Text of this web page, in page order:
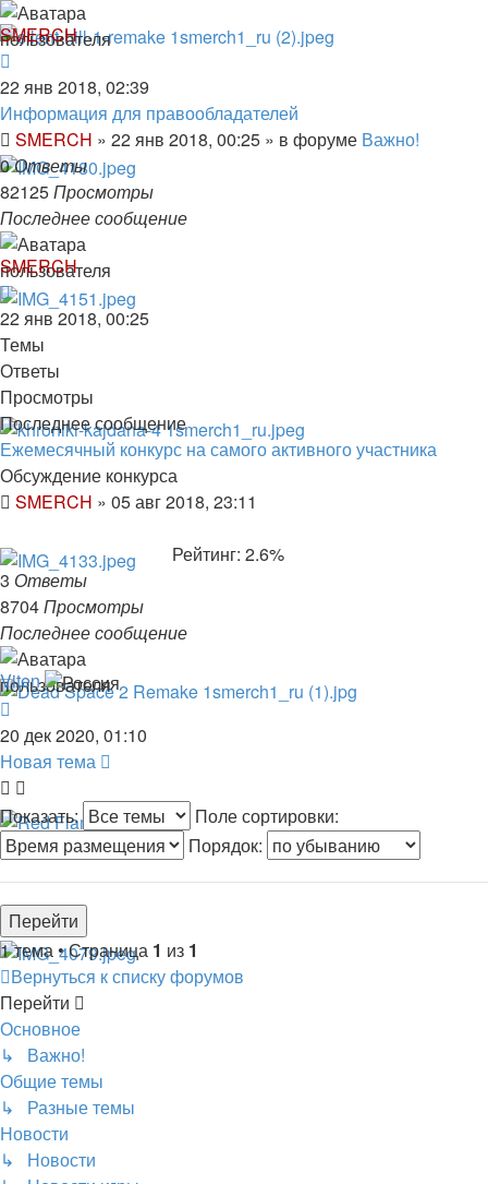
SMERCH
22 янв 2018, 02:39
Информация для правообладателей
SMERCH » 22 янв 2018, 00:25 » в форуме Важно!
0Ответы
82125Просмотры
Последнее сообщение
SMERCH
22 янв 2018, 00:25
Темы
Ответы
Просмотры
Последнее сообщение
Ежемесячный конкурс на самого активного участника
Обсуждение конкурса
SMERCH » 05 авг 2018, 23:11
Рейтинг: 2.6%
3 Ответы
8704Просмотры
Последнее сообщение
Viten
20 дек 2020, 01:10
Новая тема
Показать:
Поле сортировки:
Порядок:
1 тема • Страница 1 из 1
Вернуться к списку форумов
Перейти
Основное
↳ Важно!
Общие темы
↳ Разные темы
Новости
↳ Новости